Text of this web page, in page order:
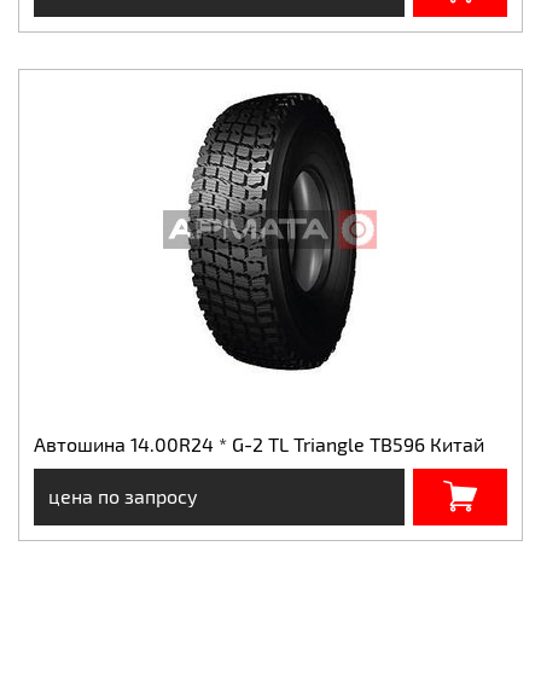
Автошина 14.00R24 * G-2 TL Triangle TB596 Китай
цена по запросу